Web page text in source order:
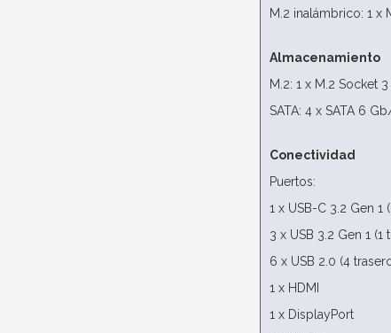
M.2 inalámbrico: 1 x
Almacenamiento
M.2: 1 x M.2 Socket
SATA: 4 x SATA 6
Conectividad
Puertos:
1 x USB-C 3.2 Gen 1
3 x USB 3.2 Gen 1 (1
6 x USB 2.0 (4
1 x HDMI
1 x DisplayPort